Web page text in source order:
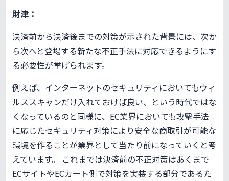
財津：
決済前から決済後までの対策が示された背景には、次か
ら次へと登場する新たな不正手法に対応できるようにす
る必要性が挙げられます。
例えば、インターネットのセキュリティにおいてもウィ
ルススキャンだけ入れておけば良い、という時代ではな
くなっているのと同様に、EC業界においても攻撃手法
に応じたセキュリティ対策により安全な商取引が可能な
環境を作ることが業界として当たり前になっていくと考
えています。 これまでは決済前の不正対策はあくまで
ECサイトやECカート側で対策を実装する部分であるた